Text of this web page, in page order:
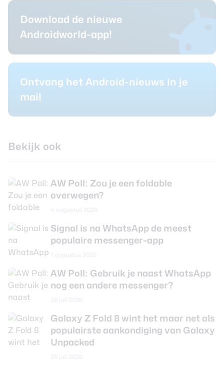
Download de nieuwe
Androidworld-app!
Ontvang het Android-nieuws in je
mail
Bekijk ook
AW Poll: Zou je een foldable
overwegen?
Signal is na WhatsApp de meest
populaire messenger-app
AW Poll: Gebruik je naast WhatsApp
nog een andere messenger?
Galaxy Z Fold 8 wint het maar net als
populairste aankondiging van Galaxy
Unpacked